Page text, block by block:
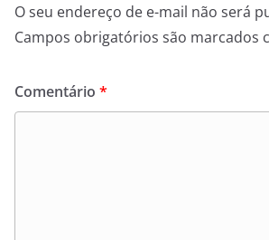
O seu endereço de e-mail não será
Campos obrigatórios são marcados
Comentário *